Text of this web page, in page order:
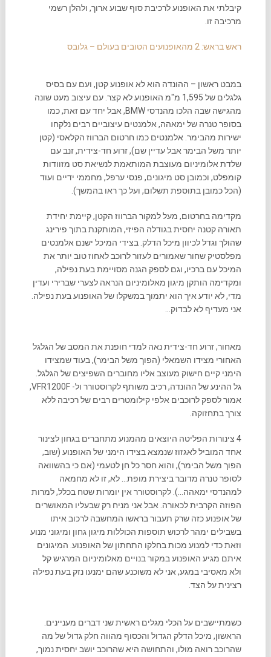
קיבלתי את האופנוע לרכיבת סוף שבוע ארוך, ולהלן רשמי
מרכיבה זו.
ראש בראש: 2 מהאופנועים הטובים בעולם – גלובס
במבט ראשון – ההונדה הוא לא אופנוע קטן, ועם עם בסיס
גלגלים של 1,595 מ"מ האופנוע לא קצר. עם עיצוב מעט שונה
מהגישה שבה הלכו מהנדסי BMW, אבל יחד עם זאת, כמו
בסופר טנרה של ימאהה, אלמנטים עיצוביים רבים נלקחו
ישירות מהבימר. אלמנטים כמו חרטום הברווז הקלאסי (קטן
יותר משל הבימר אבל עדיין שם), זרוע חד-צידית, זנב עם
שלדת אלומיניום מעוצבת המותאמת לנשיאת סט מזוודות
קומפלט, וכמובן סט מיגונים, פנסי ערפל, מחממי ידיים ועוד
(הכל כמובן בתוספת תשלום, ועל כך ראו בהמשך).
מקדימה בחרטום, מעל למקור הברווז הקטן, קיימת יחידת
תאורה קטנה יחסית בגודלה הפיזי, המותקנת בתוך פירינג
שהולך וגדל לכיוון מיכל הדלק. בצידי המיכל ישנם אלמנטים
מפלסטיק שחור שאמורים לעזור לרוכב לאחוז טוב יותר את
המיכל עם ברכיו, וגם לספק הגנה מסויימת בעת נפילה,
ומקדימה הותקן מיגון מאלומיניום הנראה לצערי שברירי ועדין
מדי, לא יודע איך הוא יתמוך במשקלו של האופנוע בעת נפילה.
אני מעדיף לא לבדוק…
מאחור, זרוע חד-צידית נאה למדי חופנת את המסב של הגלגל
האחורי מצידו השמאלי (הפוך משל הבימר), בעוד שמצידו
הימני קיים חישוק מעוצב אליו מחוברים השפיצים של הגלגל.
גל ההינע של ההונדה, רכיב משותף לקרוסטורר ול- VFR1200F,
אמור לספק לרוכבים אלפי קילומטרים רבים של רכיבה ללא
צורך בתחזוקה.
4 צינורות הפליטה היוצאים מהמנוע מתחברים בגחון לצינור
אחד המוביל לאגזוז שנמצא בצידו הימני של האופנוע (שוב,
הפוך משל הבימר), והוא חסר כל חן לטעמי (אם כי בהשוואה
לסופר טנרה מדובר ביצירת מופת… לא, זו לא מחמאה
למהנדסי ימאהה…). לקרוסטורר אין יומרות שטח בכלל, למרות
הפוזה הקרבית לכאורה. אבל אני מניח רק שבעליו המאושרים
של אופנוע כזה שרק תעבור בראשו המחשבה לרכוב איתו
בשבילים ימהר לרכוש תוספות הכוללות מיגון גחון ומיגוני מנוע
וזאת כדי למנוע מכות בחלקו התחתון של האופנוע. המיגונים
איתם מגיע האופנוע במקור בנויים מאלומיניום המרגיש קל
ולא מאסיבי במגע, אני לא משוכנע שהם ימנעו נזק בעת נפילה
רצינית על הצד.
כשמתיישבים על הכלי מגלים ראשית שני דברים מעניינים.
הראשון, מיכל הדלק הגדול והכסוף מהווה חלק גדול של מה
שהרוכב רואה מולו, והתחושה היא שהרוכב יושב יחסית נמוך,